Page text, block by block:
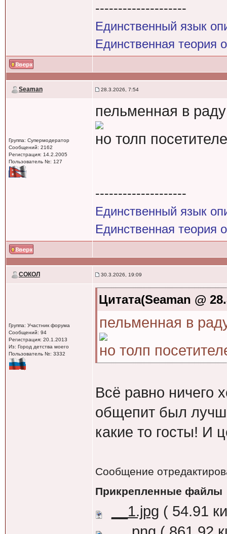
--------------------
Единственный язык
Единственная теория
Seaman 28.3.2026, 7:54
Группа: Супермодератор
Сообщений: 2162
Регистрация: 14.2.2005
Пользователь №: 127
пельменная в
но толп
--------------------
Единственный язык
Единственная теория
СОКОЛ 30.3.2026, 19:09
Группа: Участник форума
Сообщений: 94
Регистрация: 20.1.2013
Из: Город детства моего
Пользователь №: 3332
Цитата(Seaman @
пельменная в
но толп
Всё равно ничего
общепит был
какие то госты!
Сообщение
Прикрепленные файлы
__1.jpg ( 54.91